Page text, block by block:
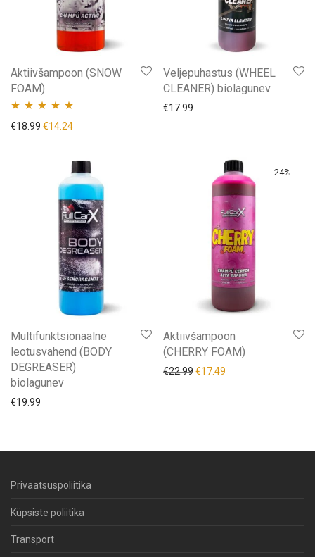
Aktiivšampoon (SNOW
FOAM)
Hinnanguga
€18.99Algne hind oli: €18.99.
€14.24Praegune hind on: €14.24.
Veljepuhastus (WHEEL
CLEANER) biolagunev
€17.99
Multifunktsionaalne
leotusvahend (BODY
DEGREASER)
biolagunev
€19.99
-24%
Aktiivšampoon
(CHERRY FOAM)
€22.99Algne hind oli: €22.99.
€17.49
Privaatsuspoliitika
Küpsiste poliitika
Transport